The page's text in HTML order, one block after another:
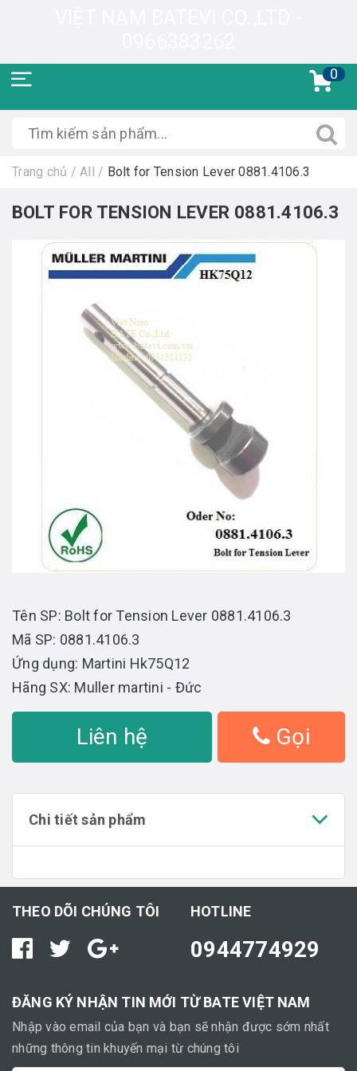
0
Trang chủ / All / Bolt for Tension Lever 0881.4106.3
BOLT FOR TENSION LEVER 0881.4106.3
Tên SP: Bolt for Tension Lever 0881.4106.3
Mã SP: 0881.4106.3
Ứng dụng: Martini Hk75Q12
Hãng SX: Muller martini - Đức
Liên hệ Gọi
Chi tiết sản phẩm
THEO DÕI CHÚNG TÔI HOTLINE
0944774929
ĐĂNG KÝ NHẬN TIN MỚI TỪ BATE VIỆT NAM
Nhập vào email của bạn và bạn sẽ nhận được sớm nhất
những thông tin khuyến mại từ chúng tôi